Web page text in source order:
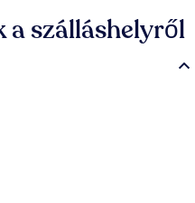
a szálláshelyről